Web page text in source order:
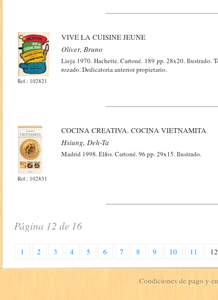
Ref.: 102821
VIVE LA CUISINE JEUNE
Oliver, Bruno
Lieja 1970. Hachette. Cartoné. 189 pp. 28x20. Ilustrado.
rozado. Dedicatoria anterior propietario.
Ref.: 102831
COCINA CREATIVA. COCINA VIETNAMITA
Hsiung, Deh-Ta
Madrid 1998. Elfos. Cartoné. 96 pp. 29x15. Ilustrado.
Página 12 de 16
1 2 3 4 5 6 7 8 9 10 11 12
Condiciones de pago y